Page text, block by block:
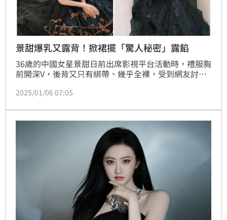
景甜爆乳又露背！掀裙擺「驚人秘密」露餡
​36歲的中國女星景甜日前出席影視平台活動時，禮服胸
前開深V，後背又只有綁帶、幾乎全裸，受到網友討
胸前「雄偉」，粉絲直呼被迷暈。
2025/01/06 07:05